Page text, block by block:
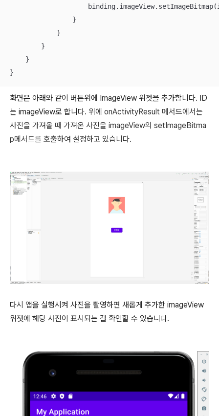
                }
            }
        }
    }
}
화면은 아래와 같이 버튼위에 ImageView 위젯을 추가합니다. ID
는 imageView로 합니다. 위에 onActivityResult 메서드에서는
사진을 가져올 때 가져온 사진을 imageView의 setImageBitma
p메서드를 호출하여 설정하고 있습니다.
다시 앱을 실행시켜 사진을 촬영하면 새롭게 추가한 imageView
위젯에 해당 사진이 표시되는 걸 확인할 수 있습니다.